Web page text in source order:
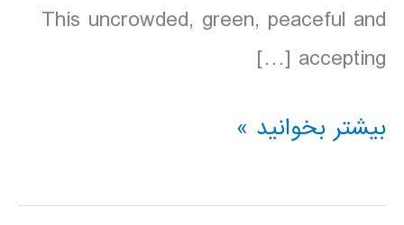
This uncrowded, green, peaceful and
accepting […]
دانلود
Lonely
بیشتر بخوانید »